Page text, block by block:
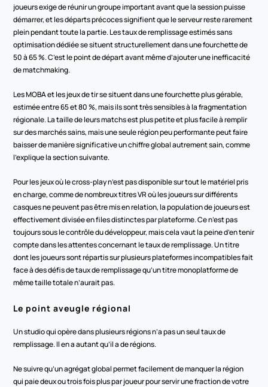
joueurs exige de réunir un groupe important avant que la session puisse
démarrer, et les départs précoces signifient que le serveur reste rarement
plein pendant toute la partie. Les taux de remplissage estimés sans
optimisation dédiée se situent structurellement dans une fourchette de
50 à 65 %. C’est le point de départ avant même d’ajouter une inefficacité
de matchmaking.
Les MOBA et les jeux de tir se situent dans une fourchette plus gérable,
estimée entre 65 et 80 %, mais ils sont très sensibles à la fragmentation
régionale. La taille de leurs matchs est plus petite et plus facile à remplir
sur des marchés sains, mais une seule région peu performante peut faire
baisser de manière significative un chiffre global autrement sain, comme
l’explique la section suivante.
Pour les jeux où le cross-play n’est pas disponible sur tout le matériel pris
en charge, comme de nombreux titres VR où les joueurs sur différents
casques ne peuvent pas être mis en relation, la population de joueurs est
effectivement divisée en files distinctes par plateforme. Ce n’est pas
toujours sous le contrôle du développeur, mais cela vaut la peine d’en tenir
compte dans les attentes concernant le taux de remplissage. Un titre
dont les joueurs sont répartis sur plusieurs plateformes incompatibles fait
face à des défis de taux de remplissage qu’un titre monoplatforme de
même taille totale n’aurait pas.
Le point aveugle régional
Un studio qui opère dans plusieurs régions n’a pas un seul taux de
remplissage. Il en a autant qu’il a de régions.
Ne suivre qu’un agrégat global permet facilement de manquer la région
qui paie deux ou trois fois plus par joueur pour servir une fraction de votre